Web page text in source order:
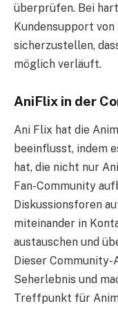
überprüfen. Bei
Kundensupport
sicherzustellen,
möglich verläuft.
AniFlix in der
Ani Flix hat die
beeinflusst, indem
hat, die nicht nur
Fan-Community
Diskussionsforen
miteinander in
austauschen und
Dieser
Seherlebnis und
Treffpunkt für